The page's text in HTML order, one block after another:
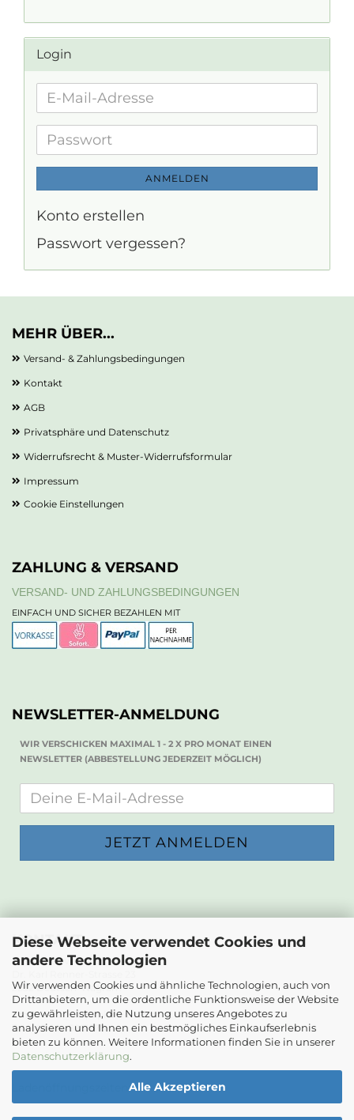
Diese Webseite verwendet Cookies und
andere Technologien
Wir verwenden Cookies und ähnliche Technologien, auch von
Drittanbietern, um die ordentliche Funktionsweise der Website
zu gewährleisten, die Nutzung unseres Angebotes zu
analysieren und Ihnen ein bestmögliches Einkaufserlebnis
bieten zu können. Weitere Informationen finden Sie in unserer
Datenschutzerklärung.
Alle Akzeptieren
Login
E-
Adresse
Passwort
ANMELDEN
Konto erstellen
Passwort vergessen?
MEHR ÜBER...
Versand- & Zahlungsbedingungen
Kontakt
AGB
Privatsphäre und Datenschutz
Widerrufsrecht & Muster-Widerrufsformular
Impressum
Cookie Einstellungen
ZAHLUNG & VERSAND
VERSAND- UND ZAHLUNGSBEDINGUNGEN
EINFACH UND SICHER BEZAHLEN MIT
NEWSLETTER-ANMELDUNG
WIR VERSCHICKEN MAXIMAL 1 - 2 X PRO MONAT EINEN
NEWSLETTER (ABBESTELLUNG JEDERZEIT MÖGLICH)
KONTAKT
Die Papierwerkstatt
2232 Deutsch-Wagram
Email: info@diepapierwerkstatt.at
Tel. +43 664 5261978
Kontaktformular